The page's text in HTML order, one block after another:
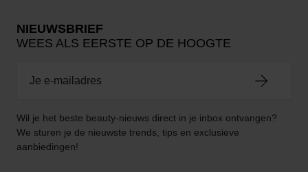
NIEUWSBRIEF
WEES ALS EERSTE OP DE HOOGTE
Wil je het beste beauty-nieuws direct in je inbox ontvangen?
We sturen je de nieuwste trends, tips en exclusieve
aanbiedingen!